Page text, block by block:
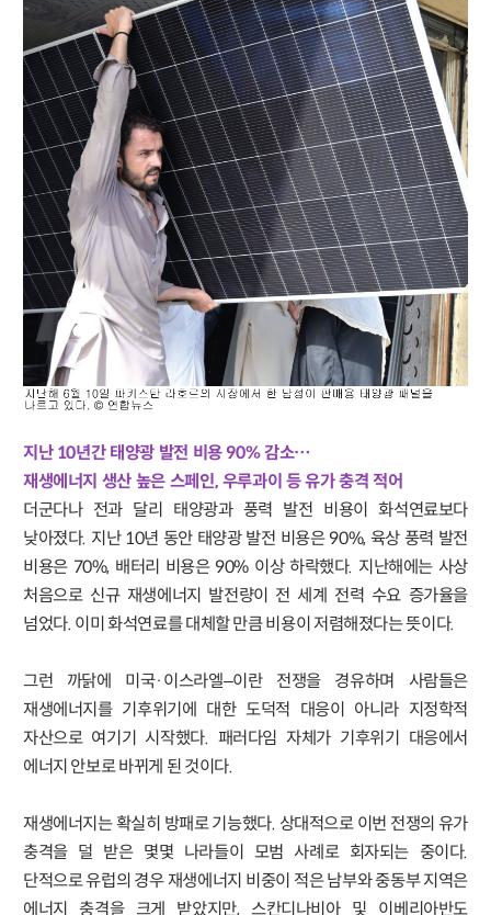
지난 10년간 태양광 발전 비용 90% 감소…
재생에너지 생산 높은 스페인, 우루과이 등 유가 충격 적어
더군다나 전과 달리 태양광과 풍력 발전 비용이 화석연료보다
낮아졌다. 지난 10년 동안 태양광 발전 비용은 90%, 육상 풍력 발전
비용은 70%, 배터리 비용은 90% 이상 하락했다. 지난해에는 사상
처음으로 신규 재생에너지 발전량이 전 세계 전력 수요 증가율을
넘었다. 이미 화석연료를 대체할 만큼 비용이 저렴해졌다는 뜻이다.
그런 까닭에 미국·이스라엘–이란 전쟁을 경유하며 사람들은
재생에너지를 기후위기에 대한 도덕적 대응이 아니라 지정학적
자산으로 여기기 시작했다. 패러다임 자체가 기후위기 대응에서
에너지 안보로 바뀌게 된 것이다.
재생에너지는 확실히 방패로 기능했다. 상대적으로 이번 전쟁의 유가
충격을 덜 받은 몇몇 나라들이 모범 사례로 회자되는 중이다.
단적으로 유럽의 경우 재생에너지 비중이 적은 남부와 중동부 지역은
에너지 충격을 크게 받았지만, 스칸디나비아 및 이베리아반도